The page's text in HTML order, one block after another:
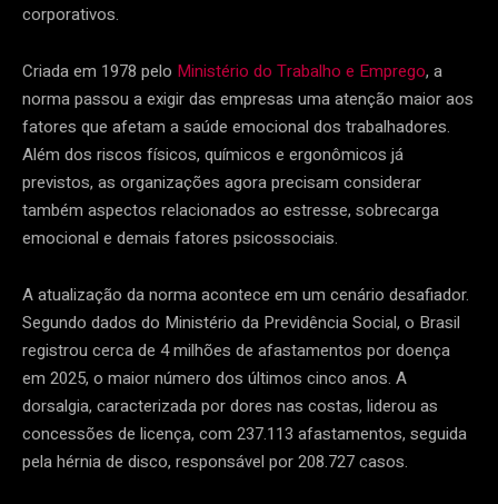
corporativos.
Criada em 1978 pelo Ministério do Trabalho e Emprego, a
norma passou a exigir das empresas uma atenção maior aos
fatores que afetam a saúde emocional dos trabalhadores.
Além dos riscos físicos, químicos e ergonômicos já
previstos, as organizações agora precisam considerar
também aspectos relacionados ao estresse, sobrecarga
emocional e demais fatores psicossociais.
A atualização da norma acontece em um cenário desafiador.
Segundo dados do Ministério da Previdência Social, o Brasil
registrou cerca de 4 milhões de afastamentos por doença
em 2025, o maior número dos últimos cinco anos. A
dorsalgia, caracterizada por dores nas costas, liderou as
concessões de licença, com 237.113 afastamentos, seguida
pela hérnia de disco, responsável por 208.727 casos.